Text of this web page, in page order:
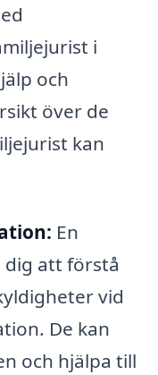
i
och
över de
kan
En
dig att förstå
vid
De kan
och hjälpa till